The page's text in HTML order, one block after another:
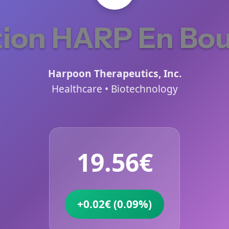
HARP En
Harpoon Therapeutics, Inc.
Healthcare • Biotechnology
19.56€
+0.02€ (0.09%)